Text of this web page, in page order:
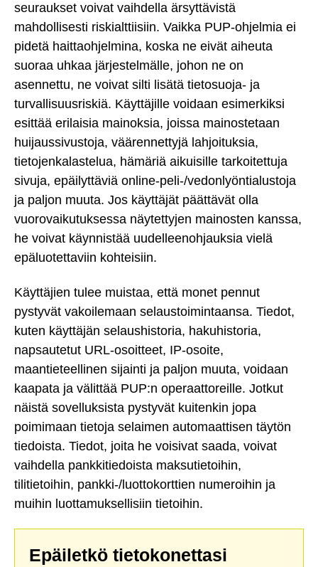
seuraukset voivat vaihdella ärsyttävistä
mahdollisesti riskialttiisiin. Vaikka PUP-ohjelmia ei
pidetä haittaohjelmina, koska ne eivät aiheuta
suoraa uhkaa järjestelmälle, johon ne on
asennettu, ne voivat silti lisätä tietosuoja- ja
turvallisuusriskiä. Käyttäjille voidaan esimerkiksi
esittää erilaisia mainoksia, joissa mainostetaan
huijaussivustoja, väärennettyjä lahjoituksia,
tietojenkalastelua, hämäriä aikuisille tarkoitettuja
sivuja, epäilyttäviä online-peli-/vedonlyöntialustoja
ja paljon muuta. Jos käyttäjät päättävät olla
vuorovaikutuksessa näytettyjen mainosten kanssa,
he voivat käynnistää uudelleenohjauksia vielä
epäluotettaviin kohteisiin.
Käyttäjien tulee muistaa, että monet pennut
pystyvät vakoilemaan selaustoimintaansa. Tiedot,
kuten käyttäjän selaushistoria, hakuhistoria,
napsautetut URL-osoitteet, IP-osoite,
maantieteellinen sijainti ja paljon muuta, voidaan
kaapata ja välittää PUP:n operaattoreille. Jotkut
näistä sovelluksista pystyvät kuitenkin jopa
poimimaan tietoja selaimen automaattisen täytön
tiedoista. Tiedot, joita he voisivat saada, voivat
vaihdella pankkitiedoista maksutietoihin,
tilitietoihin, pankki-/luottokorttien numeroihin ja
muihin luottamuksellisiin tietoihin.
Epäiletkö tietokonettasi